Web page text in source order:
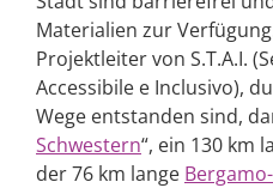
Materialien zur
Projektleiter von S.T.A.I.
Accessibile e Inclusivo),
Wege entstanden sind,
Schwestern“, ein 130 km
der 76 km lange